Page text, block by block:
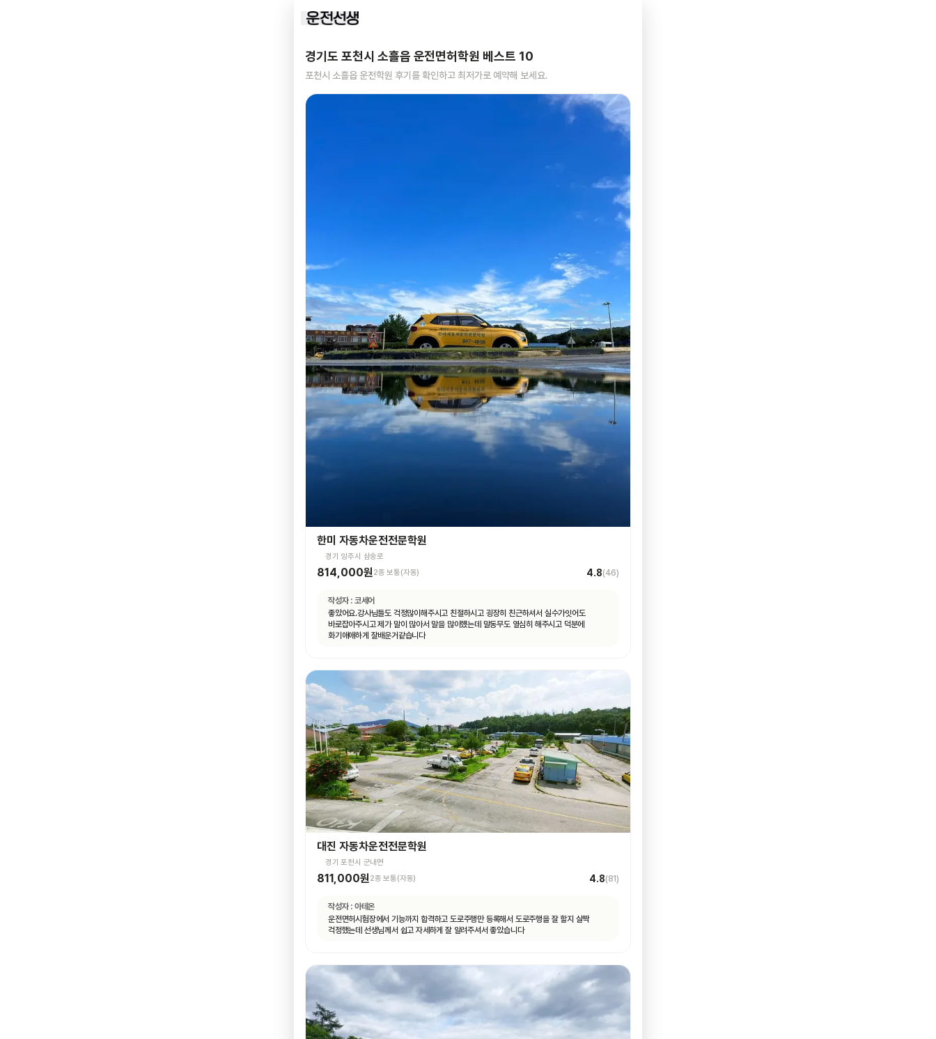
경기도 포천시 소흘읍 운전면허학원 베스트 10
포천시 소흘읍 운전학원 후기를 확인하고 최저가로 예약해 보세요.
한미 자동차운전전문학원
경기 양주시 삼숭로
814,000원2종 보통(자동) 4.8(46)
작성자 : 코세어
좋았어요.강사님들도 걱정많이해주시고 친절하시고 굉장히 친근하셔서 실수가잇어도
바로잡아주시고 제가 말이 많아서 말을 많이헀는데 말동무도 열심히 해주시고 덕분에
화기애애하게 잘배운거같습니다
대진 자동차운전전문학원
경기 포천시 군내면
811,000원2종 보통(자동) 4.8(81)
작성자 : 아테온
운전면허시험장에서 기능까지 합격하고 도로주행만 등록해서 도로주행을 잘 할지 살짝
걱정했는데 선생님께서 쉽고 자세하게 잘 알려주셔서 좋았습니다